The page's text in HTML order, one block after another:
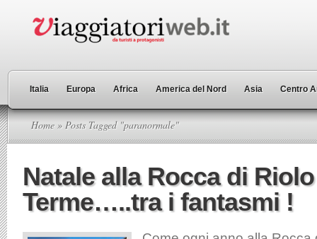
Italia Europa Africa America del Nord Asia Centro
Home » Posts Tagged "paranormale"
Natale alla Rocca di Riolo
Terme…..tra i fantasmi !